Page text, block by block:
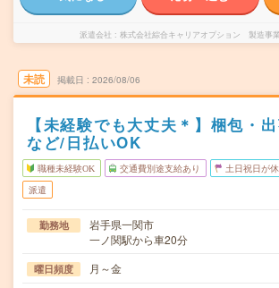
派遣会社 株式会社綜合キャリアオプション 製造事業
未読 掲載日 2026/08/06
【未経験でも大丈夫＊】梱包・
など/日払いOK
職種未経験OK 交通費別途支給あり 土日祝日が
派遣
勤務地
岩手県一関市
一ノ関駅から車20分
曜日頻度 月～金